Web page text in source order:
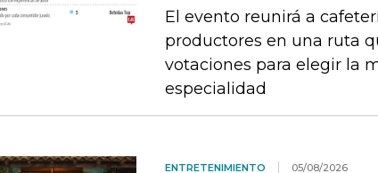
El evento reunirá a
productores en una ruta
votaciones para elegir la
especialidad
ENTRETENIMIENTO 05/08/2026